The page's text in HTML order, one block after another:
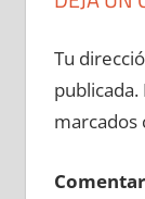
Tu
publicada.
marcados